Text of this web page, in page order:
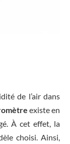
de l’air dans
existe en
À cet effet, la
choisi. Ainsi,